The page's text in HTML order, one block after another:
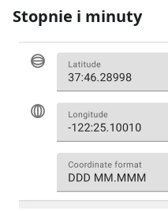
Stopnie i minuty